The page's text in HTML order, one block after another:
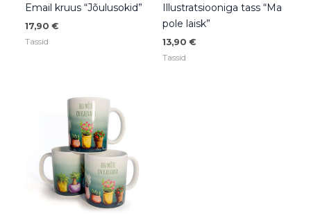
Email kruus “Jõulusokid”
17,90 €
Tassid
Illustratsiooniga tass “Ma
pole laisk”
13,90 €
Tassid